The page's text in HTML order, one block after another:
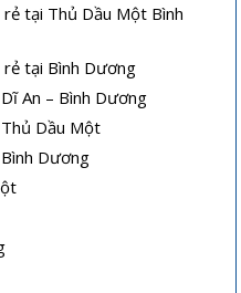
tại Thủ Dầu Một Bình
tại Bình Dương
An – Bình Dương
Dầu Một
Dương